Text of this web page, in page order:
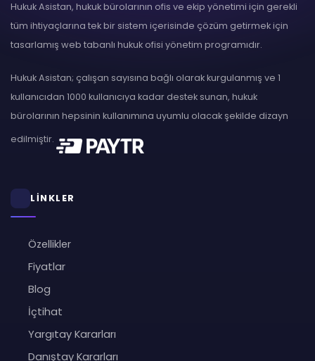
Hukuk Asistan, hukuk bürolarının ofis ve ekip yönetimi için gerekli
tüm ihtiyaçlarına tek bir sistem içerisinde çözüm getirmek için
tasarlamış web tabanlı hukuk ofisi yönetim programıdır.
Hukuk Asistan; çalışan sayısına bağlı olarak kurgulanmış ve 1
kullanıcıdan 1000 kullanıcıya kadar destek sunan, hukuk
bürolarının hepsinin kullanımına uyumlu olacak şekilde dizayn
edilmiştir.
LİNKLER
Özellikler
Fiyatlar
Blog
İçtihat
Yargıtay Kararları
Danıştay Kararları